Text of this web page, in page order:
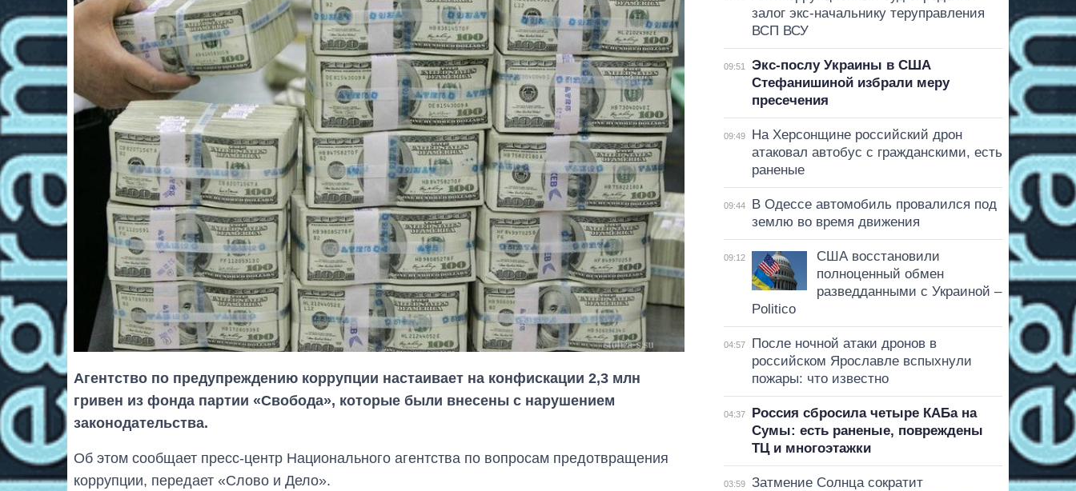
Агентство по предупреждению коррупции настаивает на конфискации 2,3 млн
гривен из фонда партии «Свобода», которые были внесены с нарушением
законодательства.
Об этом сообщает пресс-центр Национального агентства по вопросам предотвращения
коррупции, передает «Слово и Дело».
залог экс-начальнику теруправления
ВСП ВСУ
09:51
Экс-послу Украины в США
Стефанишиной избрали меру
пресечения
09:49
На Херсонщине российский дрон
атаковал автобус с гражданскими, есть
раненые
09:44
В Одессе автомобиль провалился под
землю во время движения
09:12
США восстановили
полноценный обмен
разведданными с Украиной –
Politico
04:57
После ночной атаки дронов в
российском Ярославле вспыхнули
пожары: что известно
04:37
Россия сбросила четыре КАБа на
Сумы: есть раненые, повреждены
ТЦ и многоэтажки
03:59
Затмение Солнца сократит